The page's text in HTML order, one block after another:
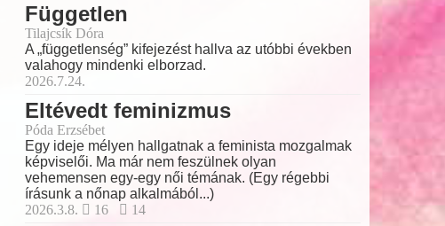
Független
Tilajcsík Dóra
A „függetlenség” kifejezést hallva az utóbbi években
valahogy mindenki elborzad.
2026.7.24.
Eltévedt feminizmus
Póda Erzsébet
Egy ideje mélyen hallgatnak a feminista mozgalmak
képviselői. Ma már nem feszülnek olyan
vehemensen egy-egy női témának. (Egy régebbi
írásunk a nőnap alkalmából...)
2026.3.8.
16 14